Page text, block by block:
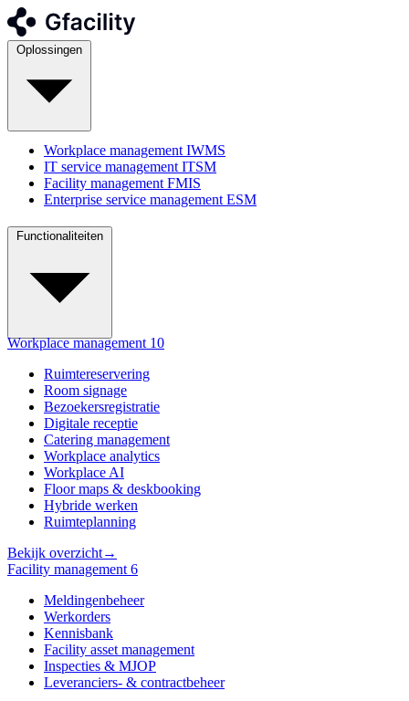
Workplace management IWMS
IT service management ITSM
Facility management FMIS
Enterprise service management ESM
Workplace management 10
Ruimtereservering
Room signage
Bezoekersregistratie
Digitale receptie
Catering management
Workplace analytics
Workplace AI
Floor maps & deskbooking
Hybride werken
Ruimteplanning
Bekijk overzicht→
Facility management 6
Meldingenbeheer
Werkorders
Kennisbank
Facility asset management
Inspecties & MJOP
Leveranciers- & contractbeheer